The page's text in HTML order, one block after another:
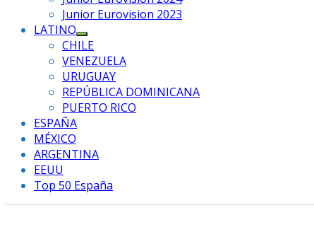
Junior Eurovision 2023
LATINO
Mostrar
el
submenú
CHILE
VENEZUELA
URUGUAY
REPÚBLICA DOMINICANA
PUERTO RICO
ESPAÑA
MÉXICO
ARGENTINA
EEUU
Top 50 España